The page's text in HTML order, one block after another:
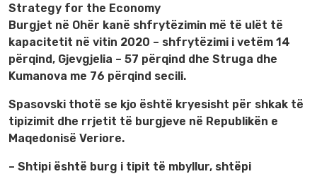
Strategy for the Economy
Burgjet në Ohër kanë shfrytëzimin më të ulët të
kapacitetit në vitin 2020 – shfrytëzimi i vetëm 14
përqind, Gjevgjelia – 57 përqind dhe Struga dhe
Kumanova me 76 përqind secili.
Spasovski thotë se kjo është kryesisht për shkak të
tipizimit dhe rrjetit të burgjeve në Republikën e
Maqedonisë Veriore.
– Shtipi është burg i tipit të mbyllur, shtëpi